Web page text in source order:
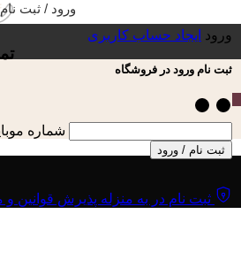
ورود / ثبت نام
ورود
ایجاد حساب کاربری
ثبت نام ورود در فروشگاه
شماره
ثبت نام / ورود
ثبت نام در به منزله پذیرش قوانین